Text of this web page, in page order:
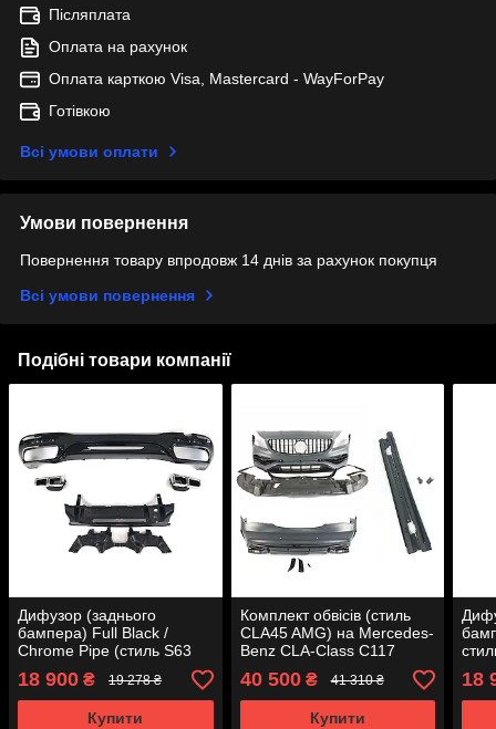
Післяплата
Оплата на рахунок
Оплата карткою Visa, Mastercard - WayForPay
Готівкою
Всі умови оплати
Умови повернення
Повернення товару впродовж 14 днів за рахунок покупця
Всі умови повернення
Подібні товари компанії
Дифузор (заднього
бампера) Full Black /
Chrome Pipe (стиль S63
AMG) на Mercedes-Benz
S-Class W222 2017-2020
року
18 900 ₴ 19 278 ₴
Купити
Комплект обвісів (стиль
CLA45 AMG) на Mercedes-
Benz CLA-Class C117
2013-2017 року
40 500₴ 41 310 ₴
Купити
18